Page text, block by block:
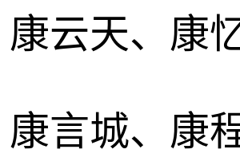
云天、康
言城、康